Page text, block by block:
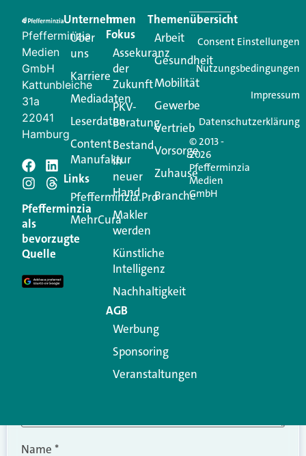
Creator für Ihre Kundenkommunikation. Alles, was
Ihren Vertriebsalltag leichter macht. Mit nur einem
Login.
Jetzt anmelden
Schreiben Sie einen
Kommentar
Ihre E-Mail-Adresse wird nicht veröffentlicht.
Erforderliche Felder sind mit
Kommentar
Name *
Pfefferminzia
Medien
GmbH
Kattunbleiche
31a
22041
Hamburg
Pfefferminzia
als
bevorzugte
Quelle
Unternehmen
Über
uns
Karriere
Mediadaten
Leserdaten
Content
Manufaktur
Links
Pfefferminzia.Pro
MehrCura
Im
Fokus
Assekuranz
der
Zukunft
PKV-
Beratung
Bestand
in
neuer
Hand
Makler
werden
Künstliche
Intelligenz
Nachhaltigkeit
AGB
Werbung
Sponsoring
Veranstaltungen
Themenübersicht
Arbeit
Gesundheit
Mobilität
Gewerbe
Vertrieb
Vorsorge
Zuhause
Branche
© 2013 -
2026
Pfefferminzia
Medien
GmbH
Consent Einstellungen
Nutzungsbedingungen
Impressum
Datenschutzerklärung